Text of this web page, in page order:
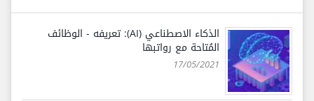
الذكاء الاصطناعي (AI): تعريفه - الوظائف
المُتاحة مع رواتبها
17/05/2021